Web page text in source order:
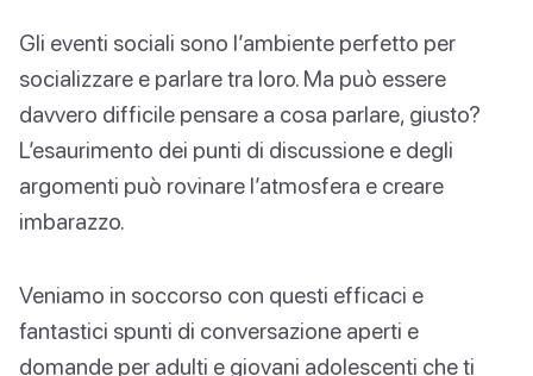
Gli eventi sociali sono l’ambiente perfetto per
socializzare e parlare tra loro. Ma può essere
davvero difficile pensare a cosa parlare, giusto?
L’esaurimento dei punti di discussione e degli
argomenti può rovinare l’atmosfera e creare
imbarazzo.
Veniamo in soccorso con questi efficaci e
fantastici spunti di conversazione aperti e
domande per adulti e giovani adolescenti che ti